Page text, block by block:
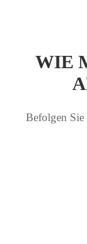
WIE
Befolgen Sie